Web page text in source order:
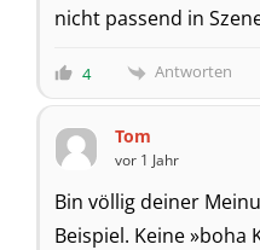
nicht passend in
4 Antworten
Tom
vor 1 Jahr
Bin völlig deiner
Beispiel. Keine »boha